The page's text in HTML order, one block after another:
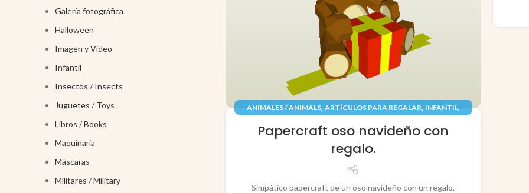
ANIMALES / ANIMALS, ARTÍCULOS PARA REGALAR, INFANTIL,
Papercraft oso navideño con
regalo.
Simpático papercraft de un oso navideño con un regalo,
Galería fotográfica
Halloween
Imagen y Video
Infantil
Insectos / Insects
Juguetes / Toys
Libros / Books
Maquinaria
Máscaras
Militares / Military